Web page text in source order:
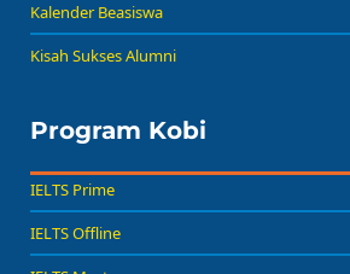
Kalender Beasiswa
Kisah Sukses Alumni
Program Kobi
IELTS Prime
IELTS Offline